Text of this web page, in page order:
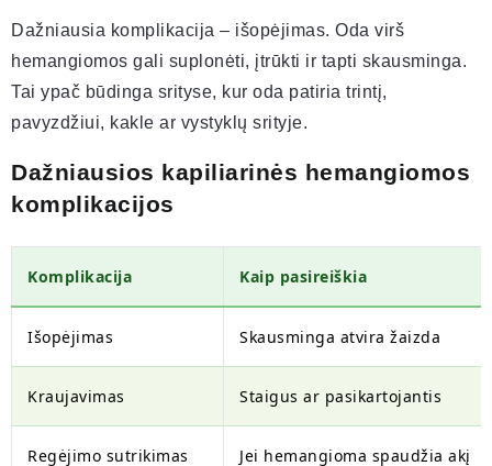
Dažniausia komplikacija – išopėjimas. Oda virš
hemangiomos gali suplonėti, įtrūkti ir tapti skausminga.
Tai ypač būdinga srityse, kur oda patiria trintį,
pavyzdžiui, kakle ar vystyklų srityje.
Dažniausios kapiliarinės hemangiomos
komplikacijos
Komplikacija Kaip pasireiškia
Išopėjimas Skausminga atvira žaizda
Kraujavimas Staigus ar pasikartojantis
Regėjimo sutrikimas Jei hemangioma spaudžia akį